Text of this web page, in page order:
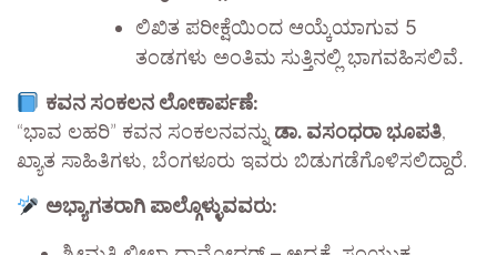
ಲಿಖಿತ ಪರೀಕ್ಷೆಯಿಂದ ಆಯ್ಕೆಯಾಗುವ 5
ತಂಡಗಳು ಅಂತಿಮ ಸುತ್ತಿನಲ್ಲಿ ಭಾಗವಹಿಸಲಿವೆ.
ಕವನ ಸಂಕಲನ ಲೋಕಾರ್ಪಣೆ:
“ಭಾವ ಲಹರಿ” ಕವನ ಸಂಕಲನವನ್ನು ಡಾ. ವಸಂಧರಾ ಭೂಪತಿ,
ಖ್ಯಾತ ಸಾಹಿತಿಗಳು, ಬೆಂಗಳೂರು ಇವರು ಬಿಡುಗಡೆಗೊಳಿಸಲಿದ್ದಾರೆ.
ಅಭ್ಯಾಗತರಾಗಿ ಪಾಲ್ಗೊಳ್ಳುವವರು: